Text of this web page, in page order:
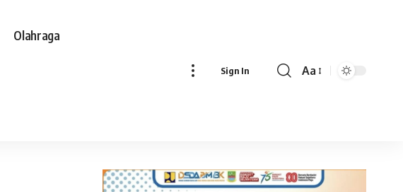
Olahraga
Sign In
Font
Aa